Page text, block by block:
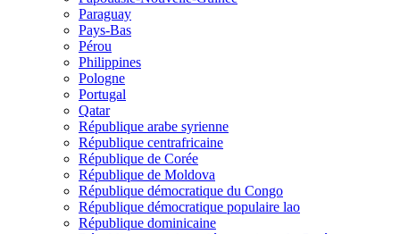
Paraguay
Pays-Bas
Pérou
Philippines
Pologne
Portugal
Qatar
République arabe syrienne
République centrafricaine
République de Corée
République de Moldova
République démocratique du Congo
République démocratique populaire lao
République dominicaine